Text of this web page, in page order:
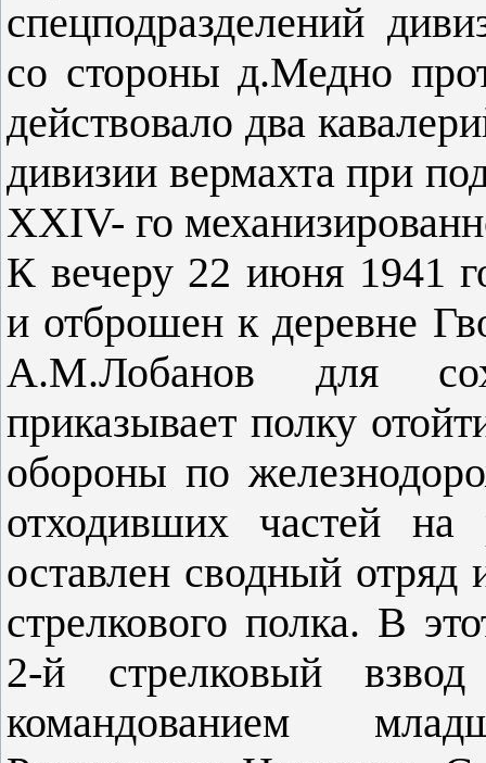
спецподразделений
со стороны д.Медно
действовало два
дивизии вермахта при
XXIV- го
К вечеру 22 июня 1941
и отброшен к деревне
А.М.Лобанов для
приказывает полку
обороны по
отходивших частей
оставлен сводный отряд
стрелкового полка. В
2-й стрелковый
командованием